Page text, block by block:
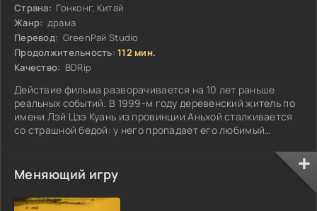
Страна: Гонконг, Китай
Жанр: драма
Перевод: GreenРай Studio
Продолжительность: 112 мин.
Качество: BDRip
Действие фильма разворачивается на 10 лет раньше
реальных событий. В 1999-м году деревенский житель по
имени Лэй Цзэ Куань из провинции Аньхой сталкивается
со страшной бедой: у него пропадает его любимый
чадо кто-то похитил...
Меняющий игру